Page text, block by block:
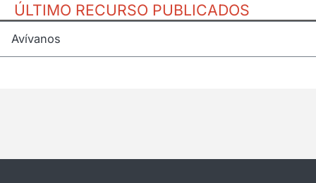
ÚLTIMO RECURSO PUBLICADOS
Avívanos